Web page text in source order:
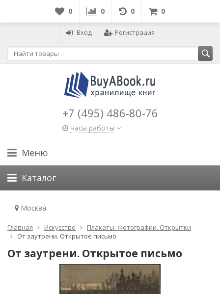
0 0 0 0
Вход Регистрация
+7 (495) 486-80-76
Часы работы
Меню
Каталог
Москва
Главная Искусство
Плакаты. Фотографии. Открытки
От заутрени. Открытое письмо
От заутрени. Открытое письмо